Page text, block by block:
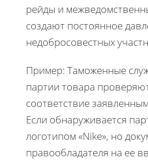
рейды и
создают постоянное
недобросовестных
Пример: Таможенные
партии товара
соответствие
Если обнаруживается
логотипом «Nike», но
правообладателя на ее